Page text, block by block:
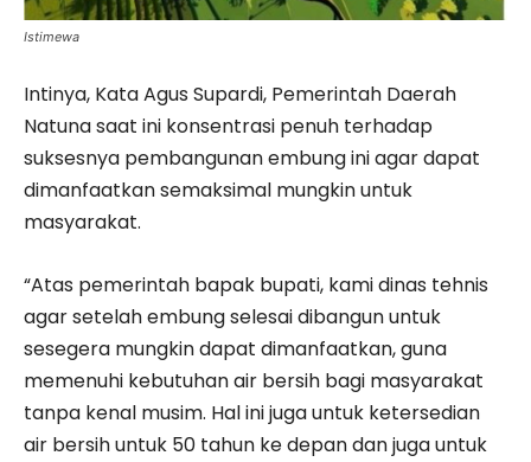
Istimewa
Intinya, Kata Agus Supardi, Pemerintah Daerah
Natuna saat ini konsentrasi penuh terhadap
suksesnya pembangunan embung ini agar dapat
dimanfaatkan semaksimal mungkin untuk
masyarakat.
“Atas pemerintah bapak bupati, kami dinas tehnis
agar setelah embung selesai dibangun untuk
sesegera mungkin dapat dimanfaatkan, guna
memenuhi kebutuhan air bersih bagi masyarakat
tanpa kenal musim. Hal ini juga untuk ketersedian
air bersih untuk 50 tahun ke depan dan juga untuk